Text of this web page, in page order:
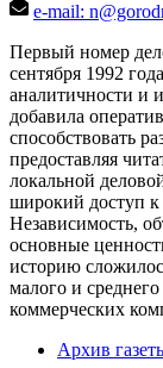
e-mail:
Первый номер
сентября 1992
аналитичности и
добавила
способствовать
предоставляя
локальной
широкий доступ к
Независимость,
основные
историю
малого и
коммерческих
Архив